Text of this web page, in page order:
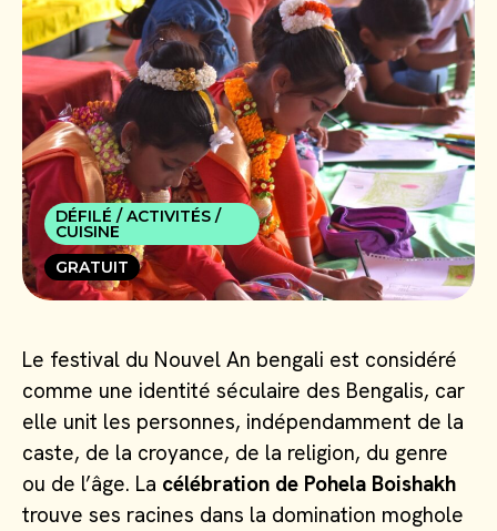
DÉFILÉ / ACTIVITÉS /
CUISINE
GRATUIT
Le festival du Nouvel An bengali est considéré
comme une identité séculaire des Bengalis, car
elle unit les personnes, indépendamment de la
caste, de la croyance, de la religion, du genre
ou de l’âge. La célébration de Pohela Boishakh
trouve ses racines dans la domination moghole